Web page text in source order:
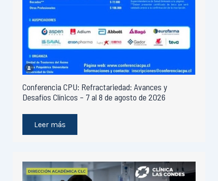
Conferencia CPU: Refractariedad: Avances y
Desafíos Clínicos – 7 al 8 de agosto de 2026
Leer más